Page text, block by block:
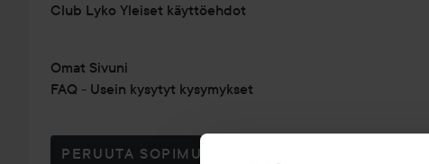
Club Lyko Yleiset käyttöehdot
Omat Sivuni
FAQ - Usein kysytyt kysymykset
PERUUTA SOPIMUS TÄSTÄ